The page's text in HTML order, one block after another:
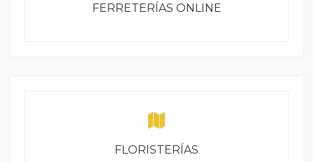
FERRETERÍAS ONLINE
FLORISTERÍAS